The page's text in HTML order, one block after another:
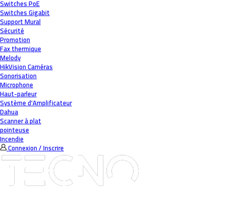
Switches PoE
Switches Gigabit
Support Mural
Sécurité
Promotion
Fax thermique
Melody
HikVision Caméras
Sonorisation
Microphone
Haut-parleur
Système d'Amplificateur
Dahua
Scanner à plat
pointeuse
Incendie
Connexion / Inscrire